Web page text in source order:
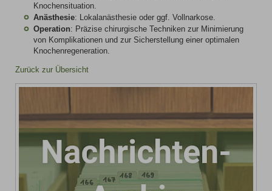
Knochensituation.
Anästhesie: Lokalanästhesie oder ggf. Vollnarkose.
Operation: Präzise chirurgische Techniken zur Minimierung
von Komplikationen und zur Sicherstellung einer optimalen
Knochenregeneration.
Zurück zur Übersicht